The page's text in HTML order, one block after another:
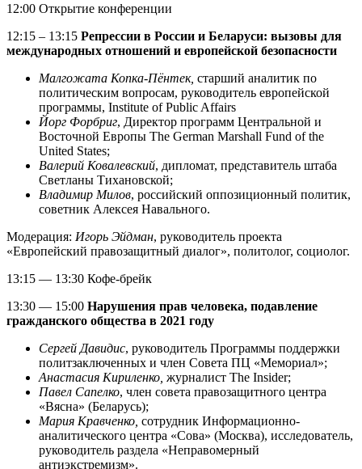
12:00 Открытие конференции
12:15 – 13:15 Репрессии в России и Беларуси: вызовы для
международных отношений и европейской безопасности
Малгожата Копка-Пёнтек, старший аналитик по
политическим вопросам, руководитель европейской
программы, Institute of Public Affairs
Йорг Форбриг, Директор программ Центральной и
Восточной Европы The German Marshall Fund of the
United States;
Валерий Ковалевский, дипломат, представитель штаба
Светланы Тихановской;
Владимир Милов, российский оппозиционный политик,
советник Алексея Навального.
Модерация: Игорь Эйдман, руководитель проекта
«Европейский правозащитный диалог», политолог, социолог.
13:15 — 13:30 Кофе-брейк
13:30 — 15:00 Нарушения прав человека, подавление
гражданского общества в 2021 году
Сергей Давидис, руководитель Программы поддержки
политзаключенных и член Совета ПЦ «Мемориал»;
Анастасия Кириленко, журналист The Insider;
Павел Сапелко, член совета правозащитного центра
«Вясна» (Беларусь);
Мария Кравченко, сотрудник Информационно-
аналитического центра «Сова» (Москва), исследователь,
руководитель раздела «Неправомерный
антиэкстремизм».